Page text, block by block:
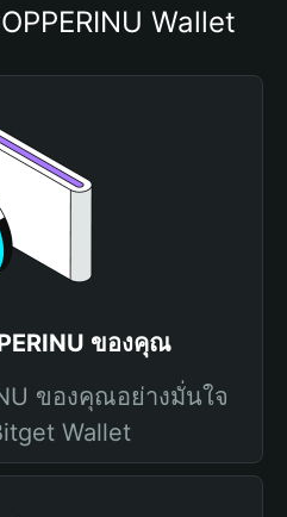
Wallet
ของคุณ
ของคุณอย่างมั่นใจ
Wallet